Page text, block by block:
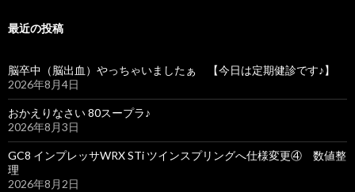
最近の投稿
脳卒中（脳出血）やっちゃいましたぁ 【今日は定期健診です♪】
2026年8月4日
おかえりなさい 80スープラ♪
2026年8月3日
GC8 インプレッサWRX STi ツインスプリングへ仕様変更④ 数値整
理
2026年8月2日